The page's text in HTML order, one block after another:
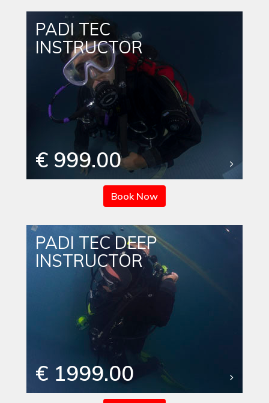
PADI TEC
INSTRUCTOR
€ 999.00
Book Now
PADI TEC DEEP
INSTRUCTOR
€ 1999.00